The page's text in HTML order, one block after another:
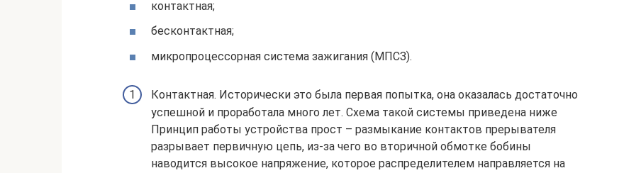
контактная;
бесконтактная;
микропроцессорная система зажигания (МПСЗ).
Контактная. Исторически это была первая попытка, она оказалась достаточно
успешной и проработала много лет. Схема такой системы приведена ниже
Принцип работы устройства прост – размыкание контактов прерывателя
разрывает первичную цепь, из-за чего во вторичной обмотке бобины
наводится высокое напряжение, которое распределителем направляется на